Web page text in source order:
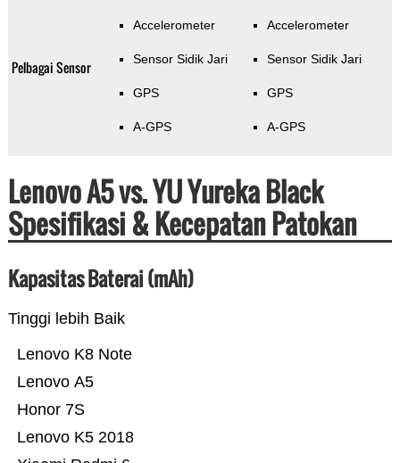
Pelbagai Sensor
Accelerometer
Sensor Sidik Jari
GPS
A-GPS
Accelerometer
Sensor Sidik Jari
GPS
A-GPS
Lenovo A5 vs. YU Yureka Black
Spesifikasi & Kecepatan Patokan
Kapasitas Baterai (mAh)
Tinggi lebih Baik
Lenovo K5 2018
Honor 7S
Lenovo A5
Lenovo K8 Note